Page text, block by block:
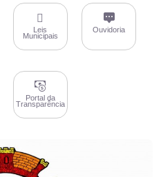
Leis
Municipais
Ouvidoria
Portal da
Transparência